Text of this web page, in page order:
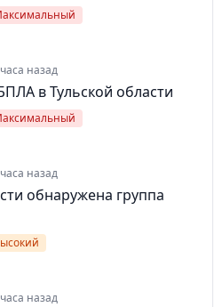
назад
в Тульской области
назад
обнаружена группа
назад